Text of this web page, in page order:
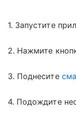
1. Запустите
2. Нажмите
3. Поднесите
4. Подождите